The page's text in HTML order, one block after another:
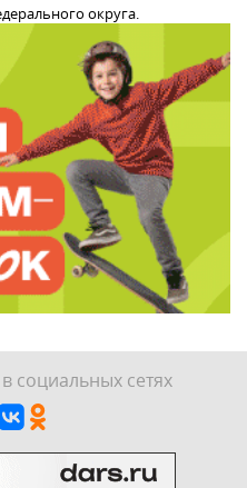
округа.
социальных сетях